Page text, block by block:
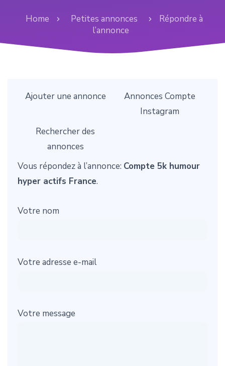
Home Petites annonces
Répondre à
l’annonce
Ajouter une annonce
Annonces Compte
Instagram
Rechercher des
annonces
Vous répondez à l’annonce: Compte 5k humour
hyper actifs France.
Votre nom
Votre adresse e-mail
Votre message